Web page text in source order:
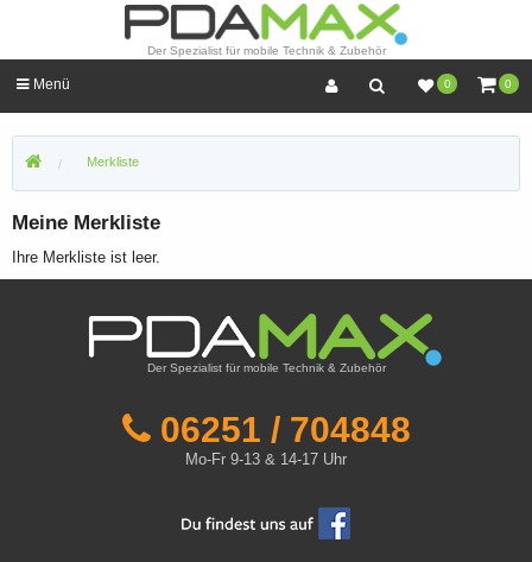
Der Spezialist für mobile Technik & Zubehör
0 0
Menü
Merkliste
Meine Merkliste
Ihre Merkliste ist leer.
Der Spezialist für mobile Technik & Zubehör
06251 / 704848
Mo-Fr 9-13 & 14-17 Uhr